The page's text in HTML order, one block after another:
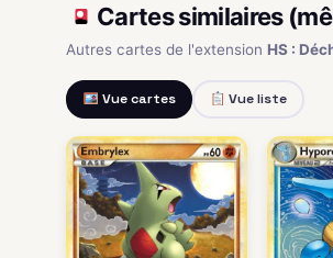
Cartes similaires
Autres cartes de l'extension HS :
Vue cartes Vue liste